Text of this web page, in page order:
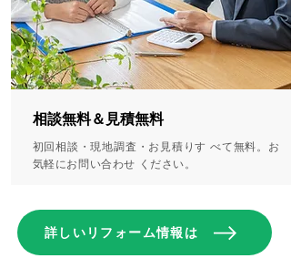
相談無料＆見積無料
初回相談・現地調査・お見積りす べて無料。お
気軽にお問い合わせ ください。
詳しいリフォーム情報は